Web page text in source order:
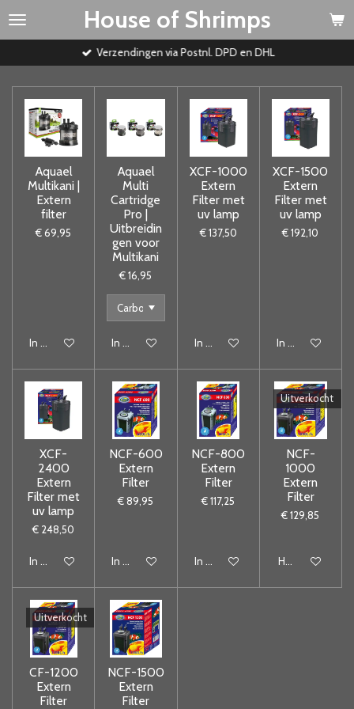
Ga
House of Shrimps
Verzendingen via Postnl. DPD en DHL
Aquael
Multikani |
Extern
filter
€ 69,95
In winkelwagen
Aquael
Multi
Cartridge
Pro |
Uitbreidin
gen voor
Multikani
€ 16,95
In winkelwagen
XCF-1000
Extern
Filter met
uv lamp
€ 137,50
In winkelwagen
XCF-1500
Extern
Filter met
uv lamp
€ 192,10
In winkelwagen
XCF-
2400
Extern
Filter met
uv lamp
€ 248,50
In winkelwagen
NCF-600
Extern
Filter
€ 89,95
In winkelwagen
NCF-800
Extern
Filter
€ 117,25
In winkelwagen
Uitverkocht
NCF-
1000
Extern
Filter
€ 129,85
Houd mij op de
Uitverkocht
CF-1200
Extern
Filter
NCF-1500
Extern
Filter